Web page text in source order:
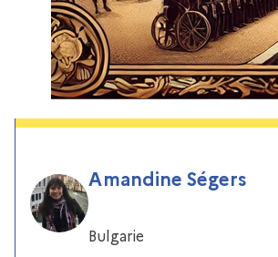
Amandine Ségers
Bulgarie